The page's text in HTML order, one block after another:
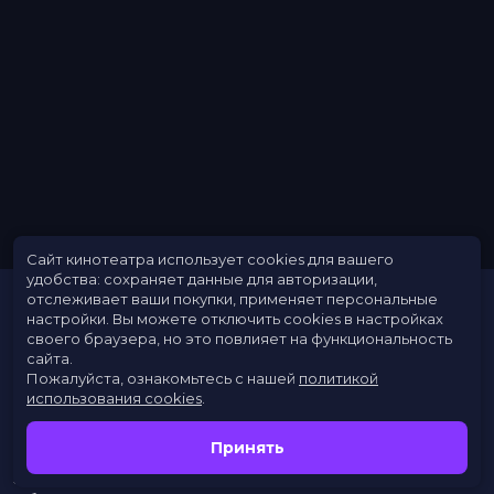
Расписание
Скоро в кино
Заведения
Сайт кинотеатра использует cookies для вашего
удобства: сохраняет данные для авторизации,
отслеживает ваши покупки, применяет персональные
настройки. Вы можете отключить cookies в настройках
своего браузера, но это повлияет на функциональность
сайта.
Пожалуйста, ознакомьтесь с нашей политикой
использования cookies
Принять